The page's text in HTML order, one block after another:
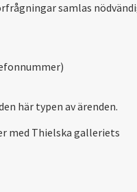
samlas
här typen av ärenden.
med Thielska galleriets